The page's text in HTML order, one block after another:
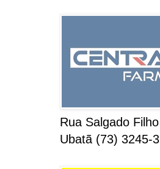
Rua Salgado
Ubatã (73) 3245-